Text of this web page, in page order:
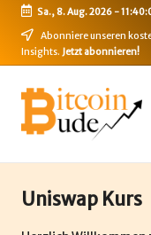
Skip
Sa., 8. Aug. 2026-
Abonniere unseren
Insights. Jetzt abonnieren!
B
i
t
c
o
Bitcoin,
Ethereum,
DeFi
Uniswap Kurs